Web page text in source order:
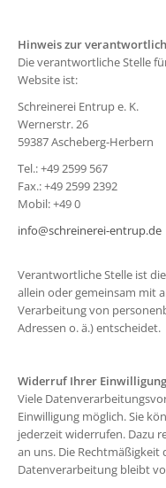
Hinweis zur
Die verantwortliche Stelle
Website ist:
Schreinerei Entrup e. K.
Wernerstr. 26
59387 Ascheberg-Herbern
Tel.: +49 2599 567
Fax.: +49 2599 2392
Mobil: +49 0
info@schreinerei-entrup.de
Verantwortliche Stelle ist
allein oder gemeinsam mit
Verarbeitung von
Adressen o. ä.) entscheidet.
Widerruf Ihrer
Viele
Einwilligung möglich. Sie
jederzeit widerrufen. Dazu
an uns. Die
Datenverarbeitung bleibt